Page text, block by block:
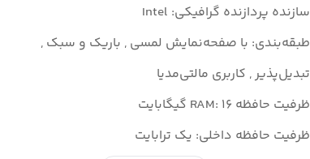
سازنده پردازنده گرافیکی: Intel
طبقه‌بندی: با صفحه‌نمایش لمسی , باریک و سبک ,
تبدیل‌پذیر , کاربری مالتی‌مدیا
ظرفیت حافظه RAM: ۱۶ گیگابایت
ظرفیت حافظه داخلی: یک ترابایت